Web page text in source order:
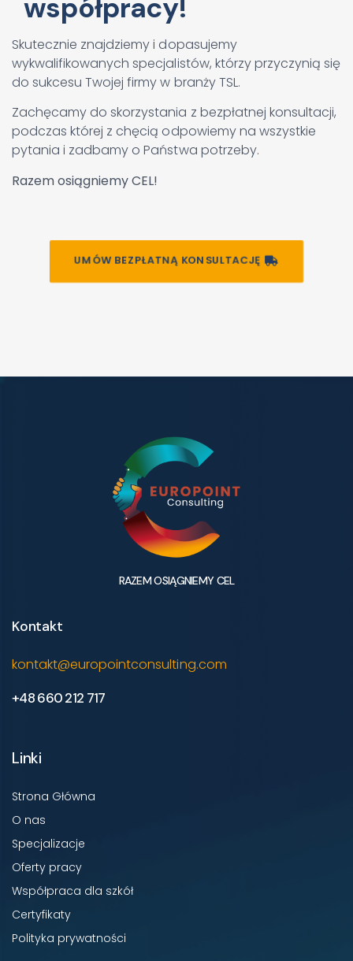
współpracy!
Skutecznie znajdziemy i dopasujemy
wykwalifikowanych specjalistów, którzy przyczynią się
do sukcesu Twojej firmy w branży TSL.
Zachęcamy do skorzystania z bezpłatnej konsultacji,
podczas której z chęcią odpowiemy na wszystkie
pytania i zadbamy o Państwa potrzeby.
Razem osiągniemy CEL!
UMÓW BEZPŁATNĄ KONSULTACJĘ
RAZEM OSIĄGNIEMY CEL
Kontakt
kontakt@europointconsulting.com
+48 660 212 717
Linki
Strona Główna
O nas
Specjalizacje
Oferty pracy
Współpraca dla szkół
Certyfikaty
Polityka prywatności